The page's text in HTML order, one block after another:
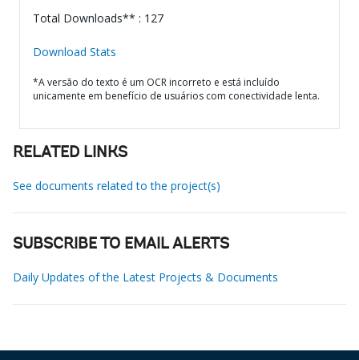
Total Downloads** : 127
Download Stats
*A versão do texto é um OCR incorreto e está incluído
unicamente em benefício de usuários com conectividade lenta.
RELATED LINKS
See documents related to the project(s)
SUBSCRIBE TO EMAIL ALERTS
Daily Updates of the Latest Projects & Documents